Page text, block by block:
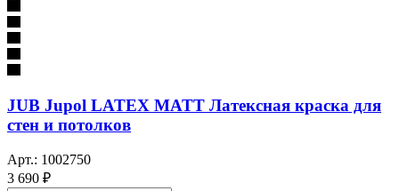
JUB Jupol LATEX MATT Латексная краска для
стен и потолков
Арт.: 1002750
3 690 ₽